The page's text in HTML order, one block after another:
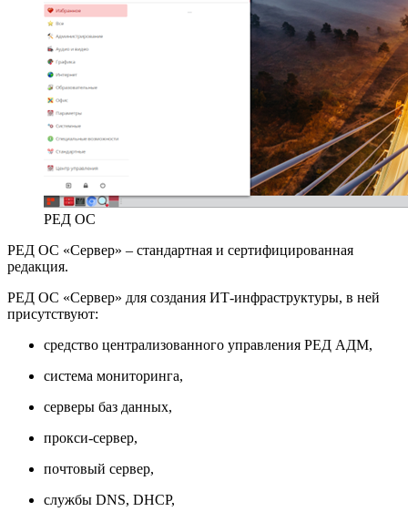
РЕД ОС
РЕД ОС «Сервер» – стандартная и сертифицированная
редакция.
РЕД ОС «Сервер» для создания ИТ-инфраструктуры, в ней
присутствуют:
средство централизованного управления РЕД АДМ,
система мониторинга,
серверы баз данных,
прокси-сервер,
почтовый сервер,
службы DNS, DHCP,